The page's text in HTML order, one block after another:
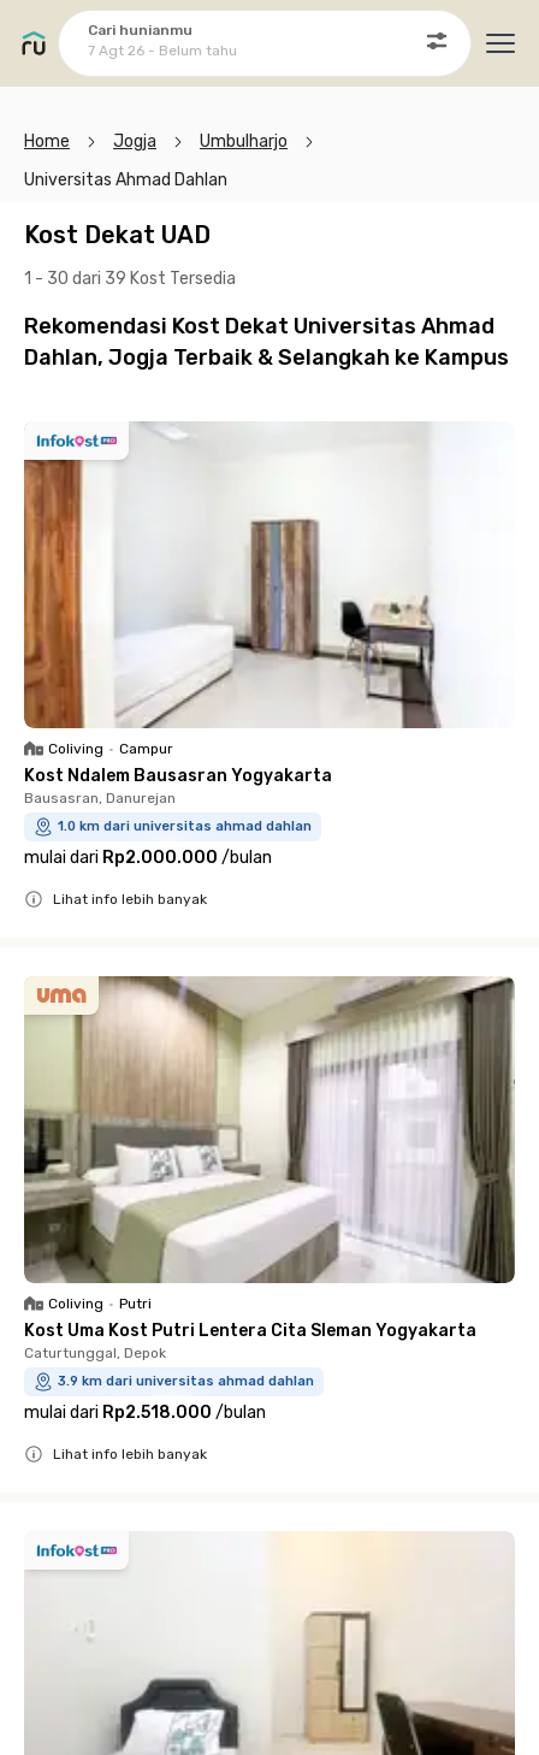
Cari hunianmu
7 Agt 26 - Belum tahu
Home Jogja
Umbulharjo
Universitas Ahmad Dahlan
Kost Dekat UAD
1 - 30 dari 39 Kost Tersedia
Rekomendasi Kost Dekat Universitas Ahmad
Dahlan, Jogja Terbaik & Selangkah ke Kampus
Coliving • Campur
Kost Ndalem Bausasran Yogyakarta
Bausasran, Danurejan
1.0 km dari universitas ahmad dahlan
mulai dari Rp2.000.000 /bulan
Lihat info lebih banyak
Coliving • Putri
Kost Uma Kost Putri Lentera Cita Sleman Yogyakarta
Caturtunggal, Depok
3.9 km dari universitas ahmad dahlan
mulai dari Rp2.518.000 /bulan
Lihat info lebih banyak